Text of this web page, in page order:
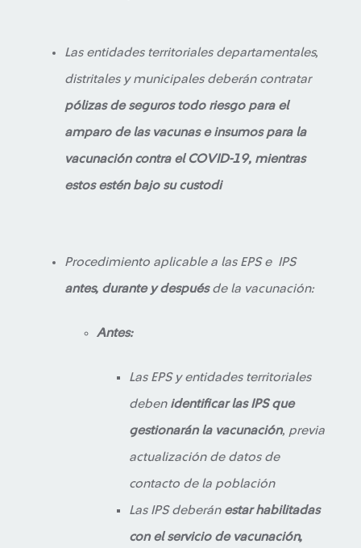
Las entidades territoriales departamentales,
distritales y municipales deberán contratar
pólizas de seguros todo riesgo para el
amparo de las vacunas e insumos para la
vacunación contra el COVID-19, mientras
estos estén bajo su custodi
Procedimiento aplicable a las EPS e IPS
antes, durante y despuésde la vacunación:
Antes:
Las EPS y entidades territoriales
deben identificar las IPS que
gestionarán la vacunación, previa
actualización de datos de
contacto de la población
Las IPS deberán estar habilitadas
con el servicio de vacunación,